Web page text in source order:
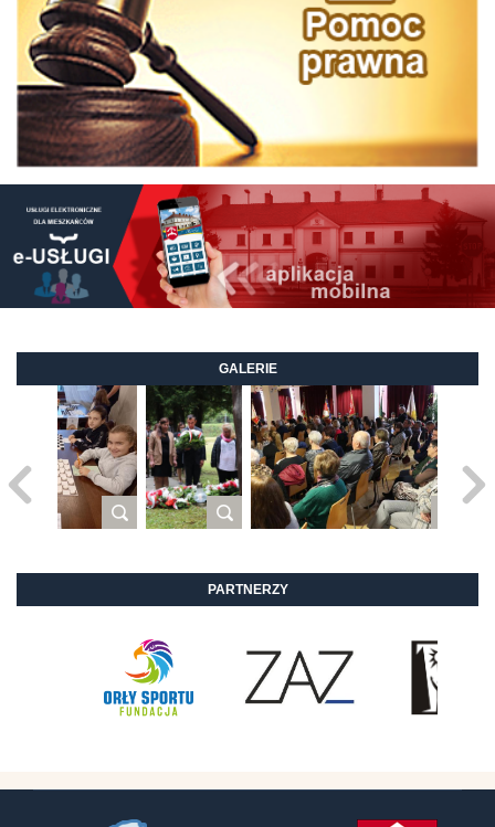
GALERIE
PARTNERZY